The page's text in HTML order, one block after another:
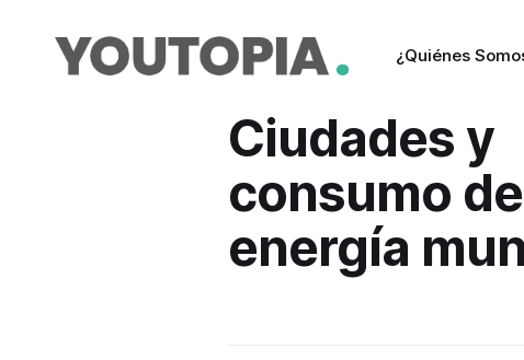
¿Quiénes
Ciudades y
consumo de
energía